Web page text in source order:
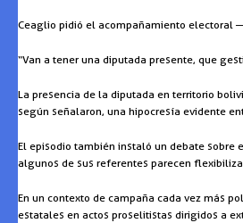
Ceaglio pidió el acompañamiento electoral
“Van a tener una diputada presente, que
La presencia de la diputada en territorio
según señalaron, una hipocresía evidente
El episodio también instaló un debate sobre
algunos de sus referentes parecen
En un contexto de campaña cada vez más
estatales en actos proselitistas dirigidos a